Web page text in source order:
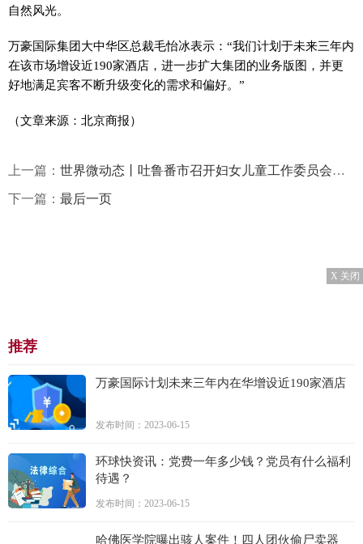
自然风光。
万豪国际集团大中华区总裁毛怡冰表示：“我们计划于未来三年内
在该市场增设近190家酒店，进一步扩大集团的业务版图，并更
好地满足宾客不断升级变化的需求和偏好。”
（文章来源：北京商报）
上一篇： 世界微动态丨吐鲁番市召开妇女儿童工作委员会全体会议
下一篇： 最后一页
X 关闭
推荐
万豪国际计划未来三年内在华增设近190家酒店
发布时间：2023-06-15
环球快资讯：党费一年多少钱？党员有什么福利
待遇？
发布时间：2023-06-15
哈佛医学院曝出骇人案件！四人团伙偷尸卖器